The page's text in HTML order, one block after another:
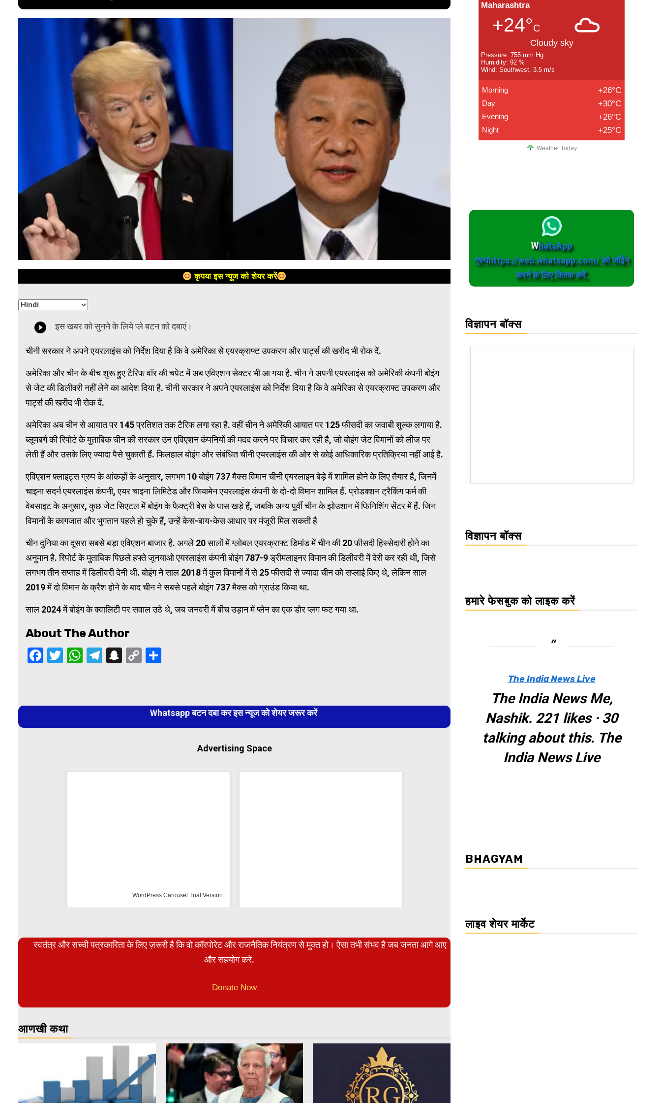
कृपया इस न्यूज को शेयर करें
चीनी सरकार ने अपने एयरलाइंस को निर्देश दिया है कि वे अमेरिका से एयरक्राफ्ट उपकरण और पार्ट्स की खरीद भी रोक दें.
अमेरिका और चीन के बीच शुरू हुए टैरिफ वॉर की चपेट में अब एविएशन सेक्टर भी आ गया है. चीन ने अपनी एयरलाइंस को अमेरिकी कंपनी बोइंग
से जेट की डिलीवरी नहीं लेने का आदेश दिया है. चीनी सरकार ने अपने एयरलाइंस को निर्देश दिया है कि वे अमेरिका से एयरक्राफ्ट उपकरण और
पार्ट्स की खरीद भी रोक दें.
अमेरिका अब चीन से आयात पर 145 प्रतिशत तक टैरिफ लगा रहा है. वहीं चीन ने अमेरिकी आयात पर 125 फीसदी का जवाबी शुल्क लगाया है.
ब्लूमबर्ग की रिपोर्ट के मुताबिक चीन की सरकार उन एविएशन कंपनियों की मदद करने पर विचार कर रही है, जो बोइंग जेट विमानों को लीज पर
लेती हैं और उसके लिए ज्यादा पैसे चुकाती हैं. फिलहाल बोइंग और संबंधित चीनी एयरलाइंस की ओर से कोई आधिकारिक प्रतिक्रिया नहीं आई है.
एविएशन फ़्लाइट्स ग्रुप के आंकड़ों के अनुसार, लगभग 10 बोइंग 737 मैक्स विमान चीनी एयरलाइन बेड़े में शामिल होने के लिए तैयार है, जिनमें
चाइना सदर्न एयरलाइंस कंपनी, एयर चाइना लिमिटेड और जियामेन एयरलाइंस कंपनी के दो-दो विमान शामिल हैं. प्रोडक्शन ट्रैकिंग फर्म की
वेबसाइट के अनुसार, कुछ जेट सिएटल में बोइंग के फैक्ट्री बेस के पास खड़े हैं, जबकि अन्य पूर्वी चीन के झोउशान में फिनिशिंग सेंटर में हैं. जिन
विमानों के कागजात और भुगतान पहले हो चुके हैं, उन्हें केस-बाय-केस आधार पर मंजूरी मिल सकती है
चीन दुनिया का दूसरा सबसे बड़ा एविएशन बाजार है. अगले 20 सालों में ग्लोबल एयरक्राफ्ट डिमांड में चीन की 20 फीसदी हिस्सेदारी होने का
अनुमान है. रिपोर्ट के मुताबिक पिछले हफ्ते जूनयाओ एयरलाइंस कंपनी बोइंग 787-9 ड्रीमलाइनर विमान की डिलीवरी में देरी कर रही थी, जिसे
लगभग तीन सप्ताह में डिलीवरी देनी थी. बोइंग ने साल 2018 में कुल विमानों में से 25 फीसदी से ज्यादा चीन को सप्लाई किए थे, लेकिन साल
2019 में दो विमान के क्रैश होने के बाद चीन ने सबसे पहले बोइंग 737 मैक्स को ग्राउंड किया था.
साल 2024 में बोइंग के क्वालिटी पर सवाल उठे थे, जब जनवरी में बीच उड़ान में प्लेन का एक डोर प्लग फट गया था.
About The Author
Facebook
Twitter
WhatsApp
Telegram
Snapchat
Copy
Reading
Whatsapp बटन दबा कर इस न्यूज को शेयर जरूर करें
Advertising Space
WordPress Carousel Trial Version
स्वतंत्र और सच्ची पत्रकारिता के लिए ज़रूरी है कि वो कॉरपोरेट और राजनैतिक नियंत्रण से मुक्त हो। ऐसा तभी संभव है जब जनता आगे आए
और सहयोग करे.
Donate Now
आणखी कथा
Maharashtra
+24°C
Cloudy sky
Pressure: 755 mm Hg
Humidity: 92 %
Wind: Southwest, 3.5 m/s
Morning +26°C
Day +30°C
Evening +26°C
Night +25°C
Weather Today
WhatsApp
ग्रुपhttps://web.whatsapp.com/ को जॉईन
करने के लिए क्लिक करें.
विज्ञापन बॉक्स
WordPress Carousel Trial Version WordPress Carousel Trial Version
विज्ञापन बॉक्स
हमारे फेसबुक को लाइक करें
The India News Live
The India News Me,
Nashik. 221 likes · 30
talking about this. The
India News Live
BHAGYAM
लाइव शेयर मार्केट